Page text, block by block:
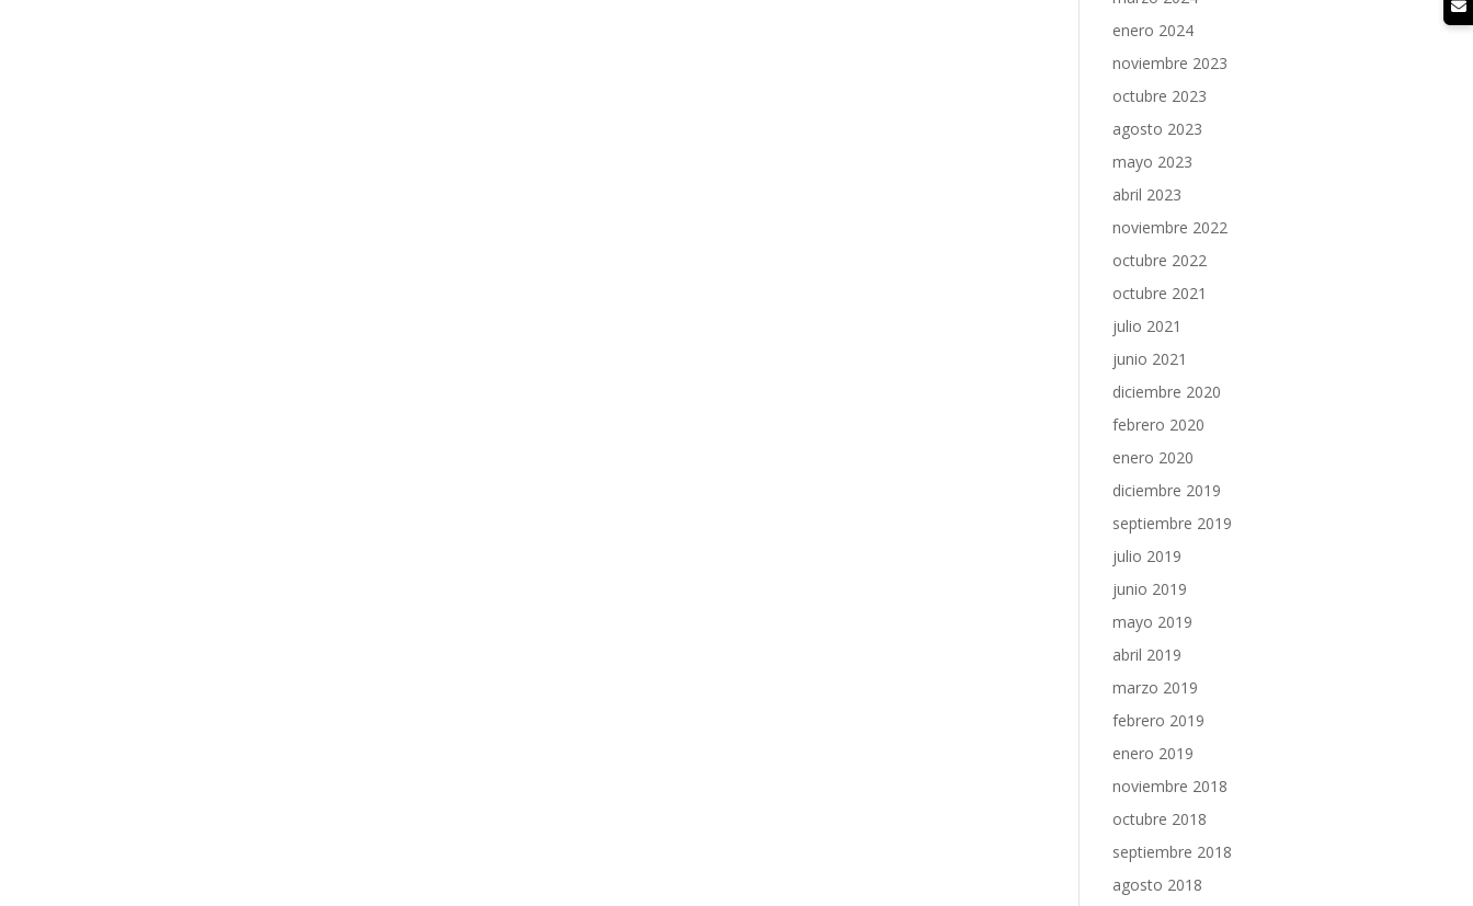
enero 2024
noviembre 2023
octubre 2023
agosto 2023
mayo 2023
abril 2023
noviembre 2022
octubre 2022
octubre 2021
julio 2021
junio 2021
diciembre 2020
febrero 2020
enero 2020
diciembre 2019
septiembre 2019
julio 2019
junio 2019
mayo 2019
abril 2019
marzo 2019
febrero 2019
enero 2019
noviembre 2018
octubre 2018
septiembre 2018
agosto 2018